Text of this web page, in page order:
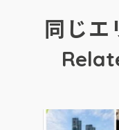
同じエ